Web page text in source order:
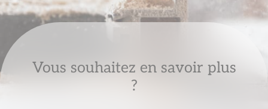
Vous souhaitez en savoir plus
?